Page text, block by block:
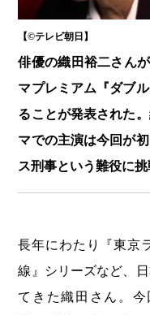
【©️テレビ朝日】
俳優の織田裕二さん
マプレミアム『ダブ
ることが発表された
マでの主演は今回が
ス刑事という難役に挑
長年にわたり『東京
線』シリーズなど、
てきた織田さん。今